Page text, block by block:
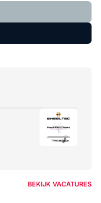
BEKIJK VACATURES